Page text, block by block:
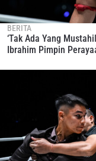
BERITA
‘Tak Ada Yang
Ibrahim Pimpin